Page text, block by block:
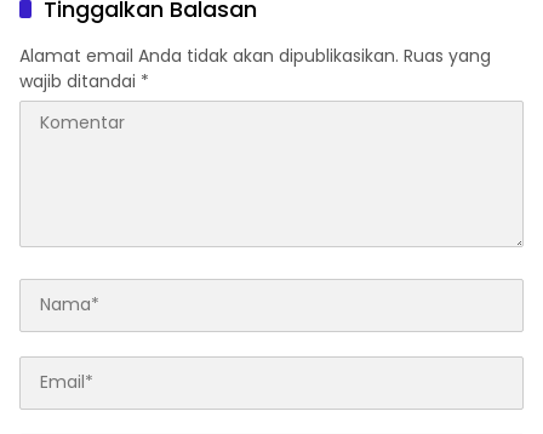
Tinggalkan Balasan
Alamat email Anda tidak akan dipublikasikan. Ruas yang
wajib ditandai *